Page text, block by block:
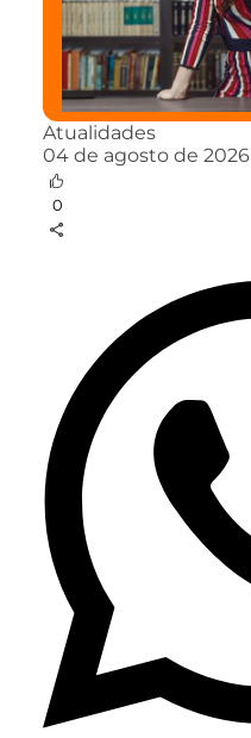
Atualidades
04 de agosto de 2026
0